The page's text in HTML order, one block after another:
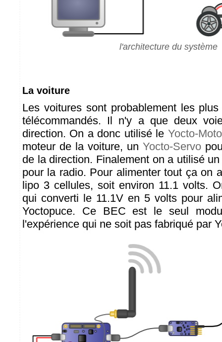
l'architecture du système
La voiture
Les voitures sont probablement les
télécommandés. Il n'y a que deux
direction. On a donc utilisé le Yocto-
moteur de la voiture, un Yocto-Servo
de la direction. Finalement on a utilisé
pour la radio. Pour alimenter tout ça on
lipo 3 cellules, soit environ 11.1 volts.
qui converti le 11.1V en 5 volts pour
Yoctopuce. Ce BEC est le seul
l'expérience qui ne soit pas fabriqué par